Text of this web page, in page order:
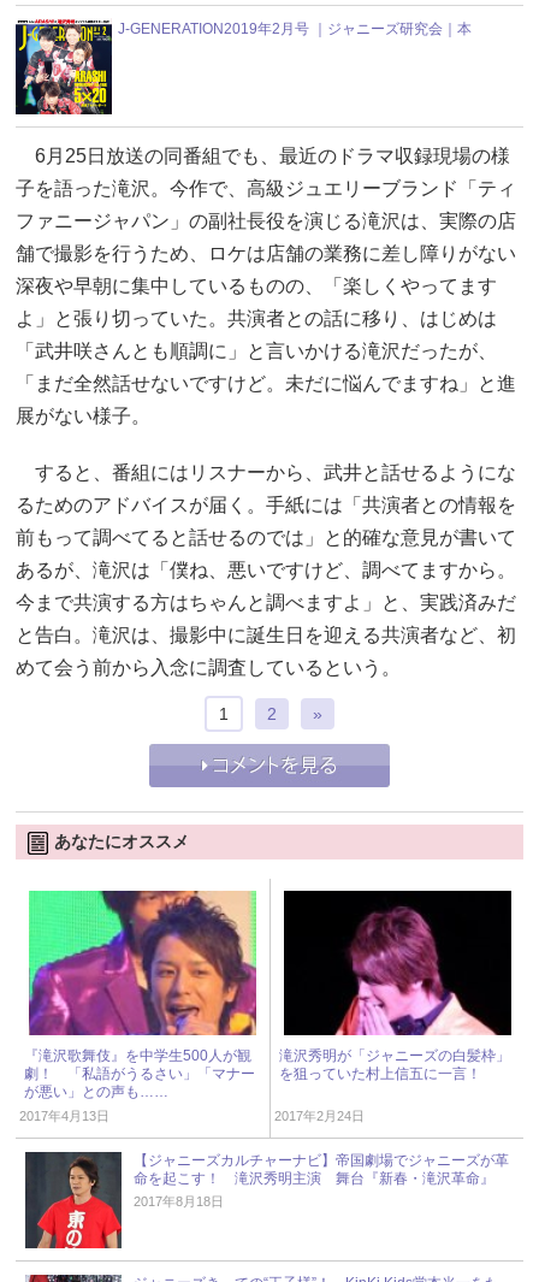
J-GENERATION2019年2月号 ｜ジャニーズ研究会｜本
6月25日放送の同番組でも、最近のドラマ収録現場の様
子を語った滝沢。今作で、高級ジュエリーブランド「ティ
ファニージャパン」の副社長役を演じる滝沢は、実際の店
舗で撮影を行うため、ロケは店舗の業務に差し障りがない
深夜や早朝に集中しているものの、「楽しくやってます
よ」と張り切っていた。共演者との話に移り、はじめは
「武井咲さんとも順調に」と言いかける滝沢だったが、
「まだ全然話せないですけど。未だに悩んでますね」と進
展がない様子。
すると、番組にはリスナーから、武井と話せるようにな
るためのアドバイスが届く。手紙には「共演者との情報を
前もって調べてると話せるのでは」と的確な意見が書いて
あるが、滝沢は「僕ね、悪いですけど、調べてますから。
今まで共演する方はちゃんと調べますよ」と、実践済みだ
と告白。滝沢は、撮影中に誕生日を迎える共演者など、初
めて会う前から入念に調査しているという。
1 2 »
あなたにオススメ
『滝沢歌舞伎』を中学生500人が観
劇！ 「私語がうるさい」「マナー
が悪い」との声も……
2017年4月13日
滝沢秀明が「ジャニーズの白髪枠」
を狙っていた村上信五に一言！
2017年2月24日
【ジャニーズカルチャーナビ】帝国劇場でジャニーズが革
命を起こす！ 滝沢秀明主演 舞台『新春・滝沢革命』
2017年8月18日